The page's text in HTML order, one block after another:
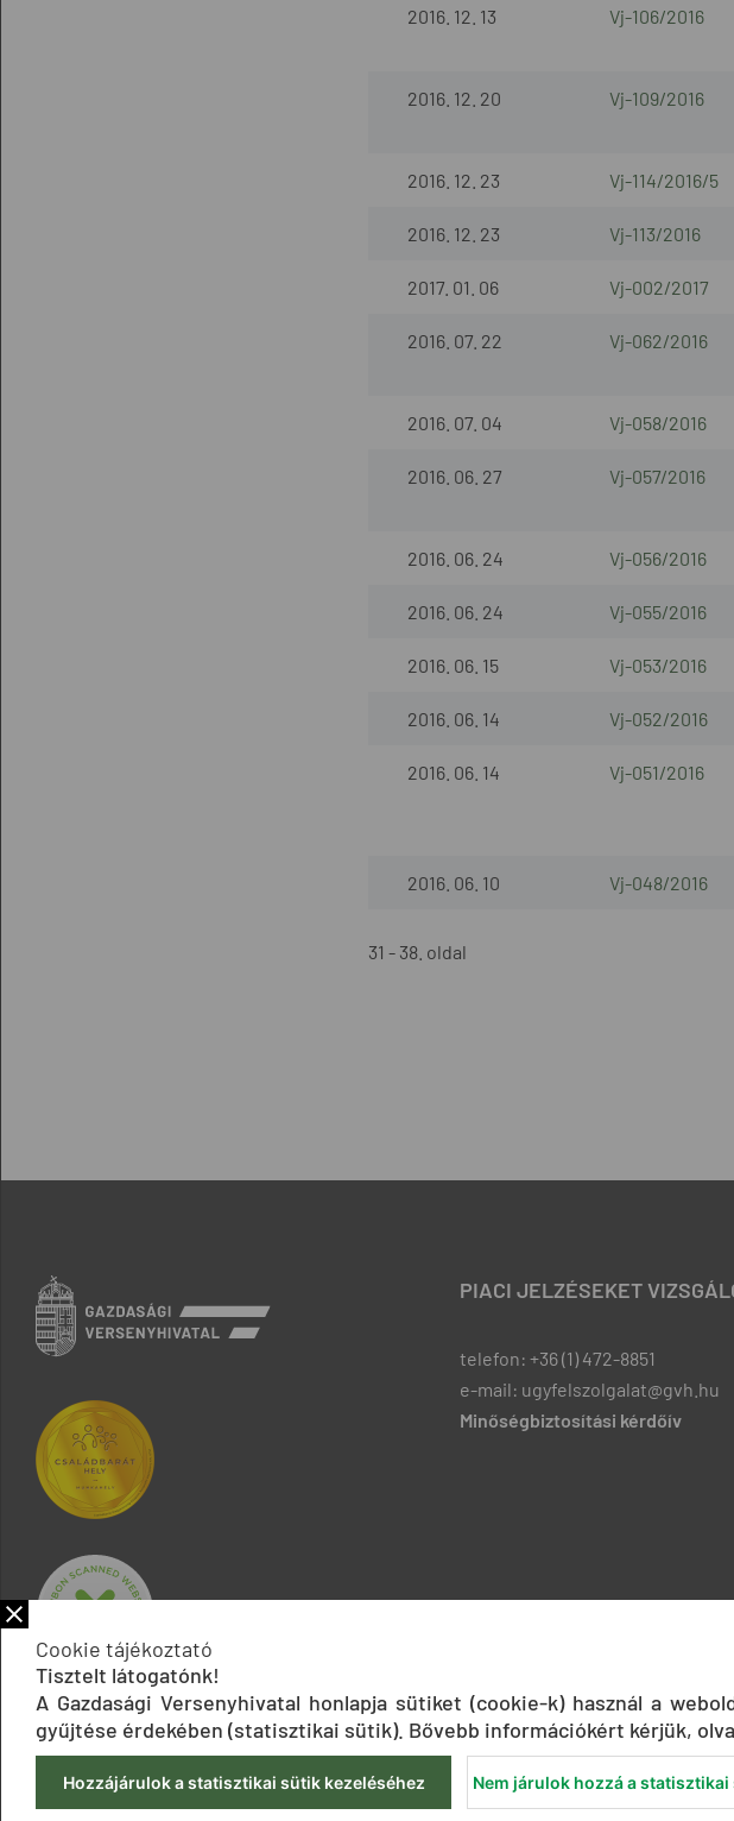
2016. 12. 13 Vj-106/2016
2016. 12. 20 Vj-109/2016
2016. 12. 23 Vj-114/2016/5
2016. 12. 23 Vj-113/2016
2017. 01. 06 Vj-002/2017
2016. 07. 22 Vj-062/2016
2016. 07. 04 Vj-058/2016
2016. 06. 27 Vj-057/2016
2016. 06. 24 Vj-056/2016
2016. 06. 24 Vj-055/2016
2016. 06. 15 Vj-053/2016
2016. 06. 14 Vj-052/2016
2016. 06. 14 Vj-051/2016
2016. 06. 10 Vj-048/2016
31 - 38. oldal
PIACI JELZÉSEKET
telefon: +36 (1) 472-8851
e-mail: ugyfelszolgalat@gvh.hu
Minőségbiztosítási kérdőív
Impresszum Adatkezelési tájékoztatók Akadálymentesítési nyilatkozat
Cookie tájékoztató
Tisztelt látogatónk!
A Gazdasági Versenyhivatal honlapja sütiket (cookie-k) használ a
gyűjtése érdekében (statisztikai sütik). Bővebb információkért kérjük,
Hozzájárulok a statisztikai sütik kezeléséhez Nem járulok hozzá a